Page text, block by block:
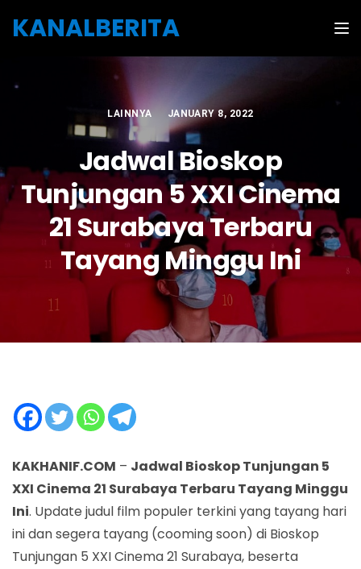
KANALBERITA
LAINNYA JANUARY 8, 2022
Jadwal Bioskop
Tunjungan 5 XXI Cinema
21 Surabaya Terbaru
Tayang Minggu Ini
KAKHANIF.COM – Jadwal Bioskop Tunjungan 5
XXI Cinema 21 Surabaya Terbaru Tayang Minggu
Ini. Update judul film populer terkini yang tayang hari
ini dan segera tayang (cooming soon) di Bioskop
Tunjungan 5 XXI Cinema 21 Surabaya, beserta